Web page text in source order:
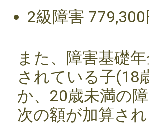
2級障害 779,300
また、障害基礎
されている子(18
か、20歳未満の
次の額が加算され